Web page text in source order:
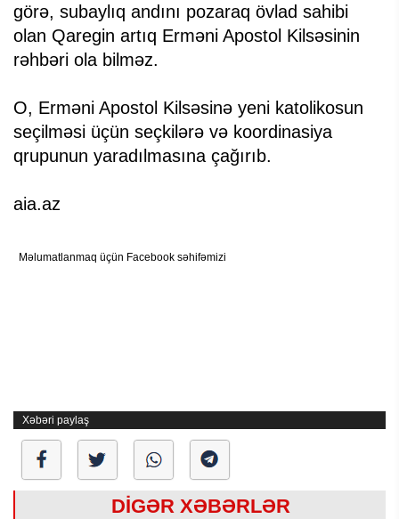
görə, subaylıq andını pozaraq övlad sahibi
olan Qaregin artıq Erməni Apostol Kilsəsinin
rəhbəri ola bilməz.
O, Erməni Apostol Kilsəsinə yeni katolikosun
seçilməsi üçün seçkilərə və koordinasiya
qrupunun yaradılmasına çağırıb.
aia.az
Məlumatlanmaq üçün Facebook səhifəmizi
Xəbəri paylaş
DİGƏR XƏBƏRLƏR